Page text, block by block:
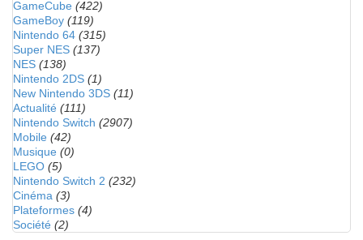
GameCube (422)
GameBoy (119)
Nintendo 64 (315)
Super NES (137)
NES (138)
Nintendo 2DS (1)
New Nintendo 3DS (11)
Actualité (111)
Nintendo Switch (2907)
Mobile (42)
Musique (0)
LEGO (5)
Nintendo Switch 2 (232)
Cinéma (3)
Plateformes (4)
Société (2)